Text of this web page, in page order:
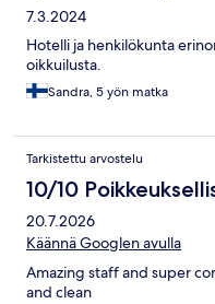
7.3.2024
Hotelli ja henkilökunta
oikkuilusta.
Sandra, 5 yön matka
Tarkistettu arvostelu
10/10
20.7.2026
Käännä Googlen avulla
Amazing staff and super
and clean